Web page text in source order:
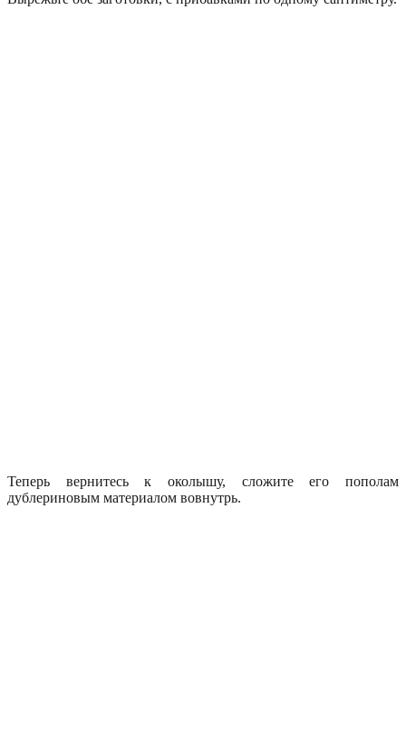
Теперь вернитесь к околышу, сложите его пополам
дублериновым материалом вовнутрь.